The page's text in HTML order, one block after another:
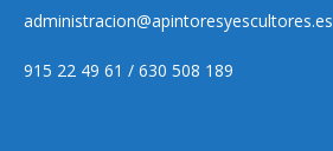
administracion@apintoresyescultores.es
915 22 49 61 / 630 508 189